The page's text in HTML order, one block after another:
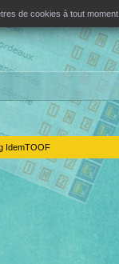
de cookies à tout moment.
IdemTOOF